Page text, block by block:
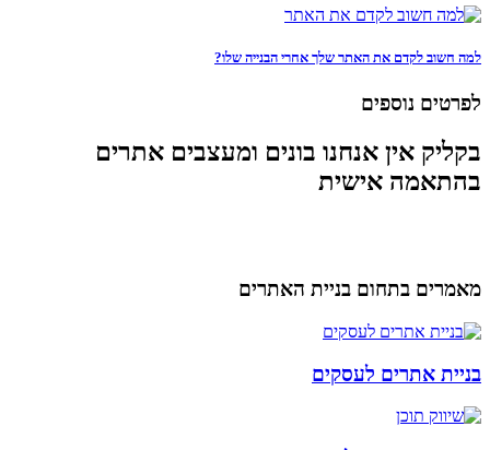
למה חשוב לקדם את האתר שלך אחרי הבנייה שלו?
לפרטים נוספים
בקליק אין אנחנו בונים ומעצבים אתרים
בהתאמה אישית
מאמרים בתחום בניית האתרים
בניית אתרים לעסקים